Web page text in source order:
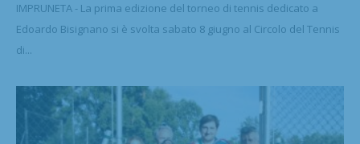
IMPRUNETA - La prima edizione del torneo di tennis dedicato a
Edoardo Bisignano si è svolta sabato 8 giugno al Circolo del Tennis
di...